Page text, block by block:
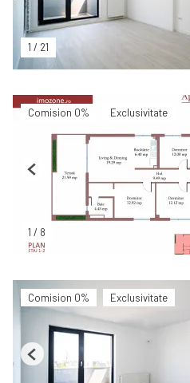
1 / 21
Comision 0% Exclusivitate
1 / 8
Previous
Comision 0% Exclusivitate
Previous